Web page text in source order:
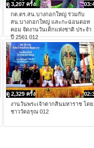
ดู 3,207 ครั้ง
กต.ตร.สน.บางกอกใหญ่ ร่วมกับ
สน.บางกอกใหญ่ และกะฉ่อนดอท
คอม จัดงานวันเด็กแห่งชาติ ประจำ
ปี 2561 012
ดู 2,329 ครั้ง
งานวันพระเจ้าตากสินมหาราช โดย
ชาววัดอรุณ 012